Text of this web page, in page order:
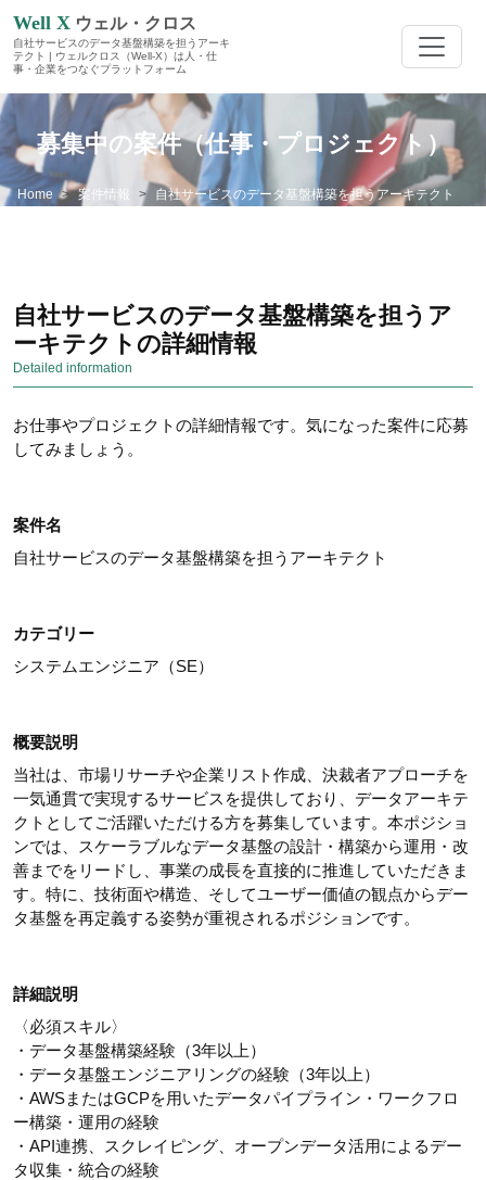
Well X ウェル・クロス
自社サービスのデータ基盤構築を担うアーキ
テクト | ウェルクロス（Well-X）は人・仕
事・企業をつなぐプラットフォーム
Home 案件情報 自社サービスのデータ基盤構築を担うアーキテクト
募集中の案件（仕事・プロジェクト）
自社サービスのデータ基盤構築を担うア
ーキテクトの詳細情報
Detailed information
お仕事やプロジェクトの詳細情報です。気になった案件に応募
してみましょう。
案件名
自社サービスのデータ基盤構築を担うアーキテクト
カテゴリー
システムエンジニア（SE）
概要説明
当社は、市場リサーチや企業リスト作成、決裁者アプローチを
一気通貫で実現するサービスを提供しており、データアーキテ
クトとしてご活躍いただける方を募集しています。本ポジショ
ンでは、スケーラブルなデータ基盤の設計・構築から運用・改
善までをリードし、事業の成長を直接的に推進していただきま
す。特に、技術面や構造、そしてユーザー価値の観点からデー
タ基盤を再定義する姿勢が重視されるポジションです。
詳細説明
〈必須スキル〉
・データ基盤構築経験（3年以上）
・データ基盤エンジニアリングの経験（3年以上）
・AWSまたはGCPを用いたデータパイプライン・ワークフロ
ー構築・運用の経験
・API連携、スクレイピング、オープンデータ活用によるデー
タ収集・統合の経験